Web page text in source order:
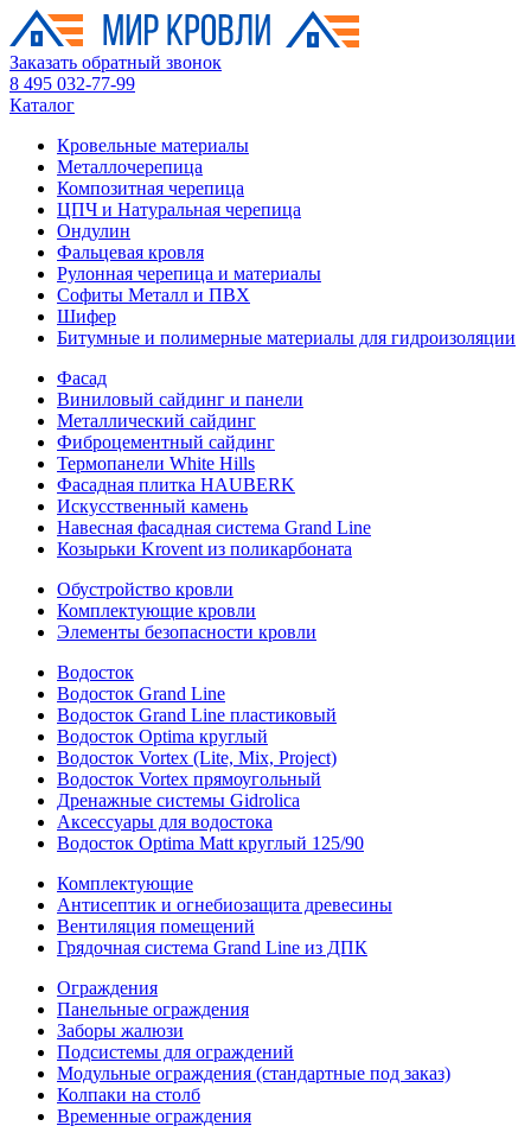
Заказать обратный звонок
8 495 032-77-99
Каталог
Кровельные материалы
Металлочерепица
Композитная черепица
ЦПЧ и Натуральная черепица
Ондулин
Фальцевая кровля
Рулонная черепица и материалы
Софиты Металл и ПВХ
Шифер
Битумные и полимерные материалы для гидроизоляции
Фасад
Виниловый сайдинг и панели
Металлический сайдинг
Фиброцементный сайдинг
Термопанели White Hills
Фасадная плитка HAUBERK
Искусственный камень
Навесная фасадная система Grand Line
Козырьки Krovent из поликарбоната
Обустройство кровли
Комплектующие кровли
Элементы безопасности кровли
Водосток
Водосток Grand Line
Водосток Grand Line пластиковый
Водосток Optima круглый
Водосток Vortex (Lite, Mix, Project)
Водосток Vortex прямоугольный
Дренажные системы Gidrolica
Аксессуары для водостока
Водосток Optima Matt круглый 125/90
Комплектующие
Антисептик и огнебиозащита древесины
Вентиляция помещений
Грядочная система Grand Line из ДПК
Ограждения
Панельные ограждения
Заборы жалюзи
Подсистемы для ограждений
Модульные ограждения (стандартные под заказ)
Колпаки на столб
Временные ограждения